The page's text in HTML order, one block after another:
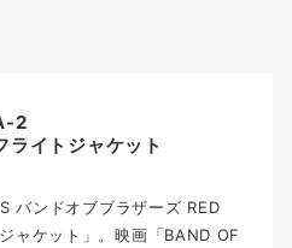
2
ライトジャケット
バンドオブブラザーズ RED
ャケット」。映画「BAND OF